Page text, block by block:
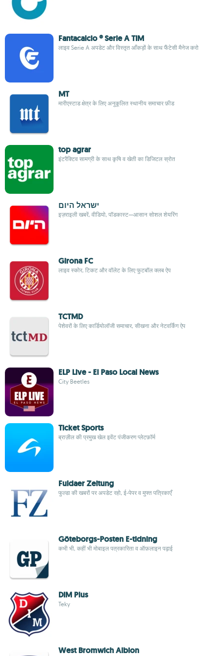
Fantacalcio ® Serie A TIM
लाइव Serie A अपडेट और विस्तृत आँकड़ों के साथ फैंटेसी मैनेज करो
MT
मारीएस्टाड क्षेत्र के लिए अनुकूलित स्थानीय समाचार फ़ीड
top agrar
इंटरैक्टिव सामग्री के साथ कृषि व खेती का डिजिटल स्रोत
ישראל היום
इज़राइली खबरें, वीडियो, पॉडकास्ट—आसान सोशल शेयरिंग
Girona FC
लाइव स्कोर, टिकट और वॉलेट के लिए फुटबॉल क्लब ऐप
TCTMD
पेशेवरों के लिए कार्डियोलॉजी समाचार, सीखना और नेटवर्किंग ऐप
ELP Live - El Paso Local News
City Beetles
Ticket Sports
ब्राज़ील की प्रमुख खेल इवेंट पंजीकरण प्लेटफ़ॉर्म
Fuldaer Zeitung
फुल्डा की खबरों पर अपडेट रहो, ई-पेपर व मुफ्त पत्रिकाएँ
Göteborgs-Posten E-tidning
कभी भी, कहीं भी मोबाइल पत्रकारिता व ऑफ़लाइन पढ़ाई
DIM Plus
Teky
West Bromwich Albion